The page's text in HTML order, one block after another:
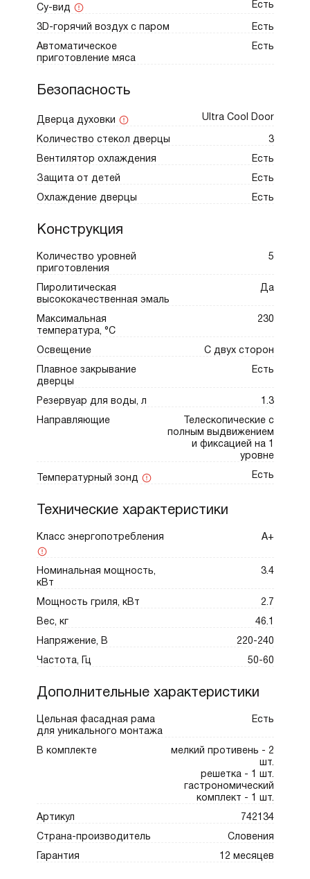
кухонной мебели и обеспечивают
безопасность, особенно в семьях с детьми.
Предусмотрена защита от случайного
включения. Телескопические направляющие
удобное извлечение тяжелых противней
Су-вид Есть
3D-горячий воздух с паром Есть
Автоматическое
приготовление мяса
Есть
Безопасность
Дверца духовки Ultra Cool Door
Количество стекол дверцы 3
Вентилятор охлаждения Есть
Защита от детей Есть
Охлаждение дверцы Есть
Конструкция
Количество уровней
приготовления
5
Пиролитическая
высококачественная эмаль
Да
Максимальная
температура, °С
230
Освещение С двух сторон
Плавное закрывание
дверцы
Есть
Резервуар для воды, л 1.3
Направляющие
Телескопические с
полным выдвижением
и фиксацией на 1
уровне
Температурный зонд Есть
Технические характеристики
Класс энергопотребления A+
Номинальная мощность,
кВт
3.4
Мощность гриля, кВт 2.7
Вес, кг 46.1
Напряжение, В 220-240
Частота, Гц 50-60
Дополнительные характеристики
Цельная фасадная рама
для уникального монтажа
Есть
В комплекте
мелкий противень - 2
шт.
решетка - 1 шт.
гастрономический
комплект - 1 шт.
Артикул 742134
Страна-производитель Словения
Гарантия 12 месяцев